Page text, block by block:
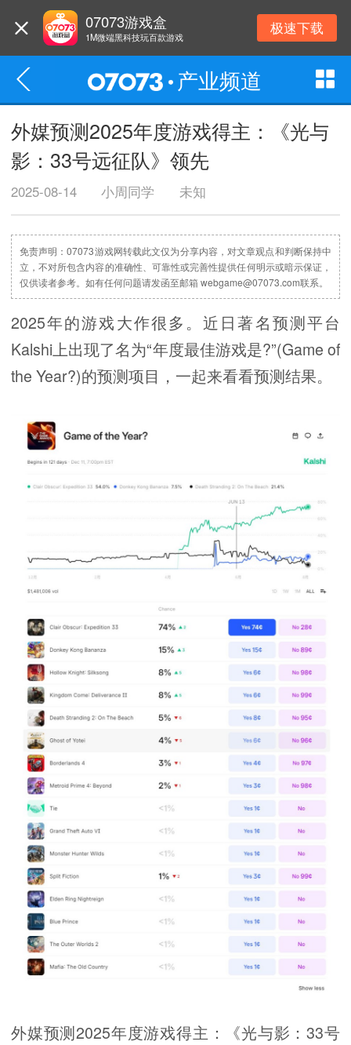
07073游戏盒
1M微端黑科技玩百款游戏 极速下载
产业频道
外媒预测2025年度游戏得主：《光与
影：33号远征队》领先
2025-08-14 小周同学 未知
免责声明：07073游戏网转载此文仅为分享内容，对文章观点和判断保持中
立，不对所包含内容的准确性、可靠性或完善性提供任何明示或暗示保证，
仅供读者参考。如有任何问题请发函至邮箱 webgame@07073.com联系。
2025年的游戏大作很多。近日著名预测平台
Kalshi上出现了名为“年度最佳游戏是?”(Game of
the Year?)的预测项目，一起来看看预测结果。
外媒预测2025年度游戏得主：《光与影：33号